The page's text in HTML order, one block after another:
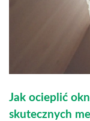
Jak ocieplić
skutecznych